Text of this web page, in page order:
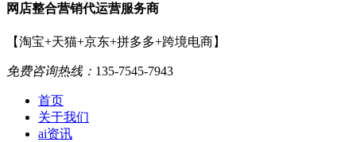
网店整合营销代运营服务商
【淘宝+天猫+京东+拼多多+跨境电商】
免费咨询热线： 135-7545-7943
首页
关于我们
ai资讯